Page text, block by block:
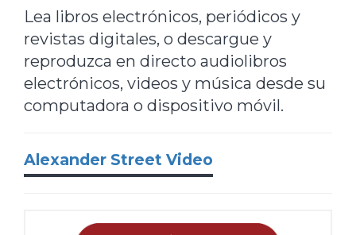
Lea libros electrónicos, periódicos y
revistas digitales, o descargue y
reproduzca en directo audiolibros
electrónicos, videos y música desde su
computadora o dispositivo móvil.
Alexander Street Video